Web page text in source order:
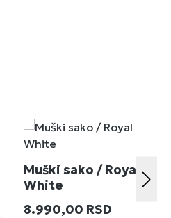
Muški sako / Royal
White
Redovna cena:
8.990,00 RSD